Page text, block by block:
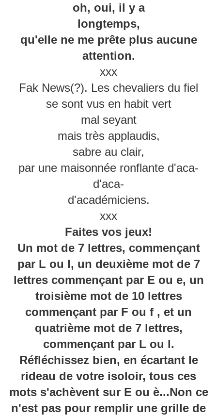
oh, oui, il y a
longtemps,
qu'elle ne me prête plus aucune
attention.
xxx
Fak News(?). Les chevaliers du fiel
se sont vus en habit vert
mal seyant
mais très applaudis,
sabre au clair,
par une maisonnée ronflante d'aca-
d'aca-
d'académiciens.
xxx
Faites vos jeux!
Un mot de 7 lettres, commençant
par L ou l, un deuxième mot de 7
lettres commençant par E ou e, un
troisième mot de 10 lettres
commençant par F ou f , et un
quatrième mot de 7 lettres,
commençant par L ou l.
Réfléchissez bien, en écartant le
rideau de votre isoloir, tous ces
mots s'achèvent sur E ou è...Non ce
n'est pas pour remplir une grille de